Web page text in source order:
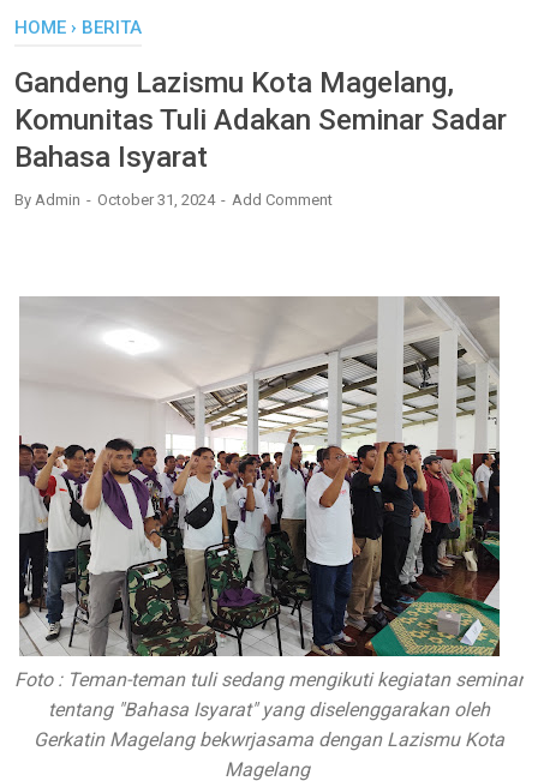
HOME › BERITA
Gandeng Lazismu Kota Magelang,
Komunitas Tuli Adakan Seminar Sadar
Bahasa Isyarat
By Admin October 31, 2024 Add Comment
Foto : Teman-teman tuli sedang mengikuti kegiatan seminar
tentang "Bahasa Isyarat" yang diselenggarakan oleh
Gerkatin Magelang bekwrjasama dengan Lazismu Kota
Magelang